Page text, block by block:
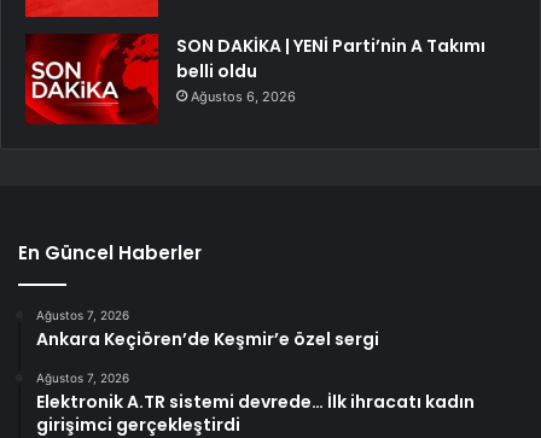
SON DAKİKA | YENİ Parti’nin A Takımı
belli oldu
Ağustos 6, 2026
En Güncel Haberler
Ağustos 7, 2026
Ankara Keçiören’de Keşmir’e özel sergi
Ağustos 7, 2026
Elektronik A.TR sistemi devrede… İlk ihracatı kadın
girişimci gerçekleştirdi